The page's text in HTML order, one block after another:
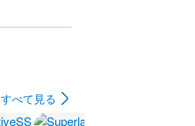
すべて見る